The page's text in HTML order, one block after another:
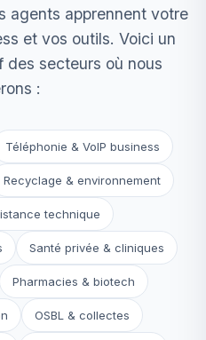
agents apprennent votre
et vos outils. Voici un
des secteurs où nous
:
Téléphonie & VoIP business
Recyclage & environnement
technique
Santé privée & cliniques
Pharmacies & biotech
OSBL & collectes